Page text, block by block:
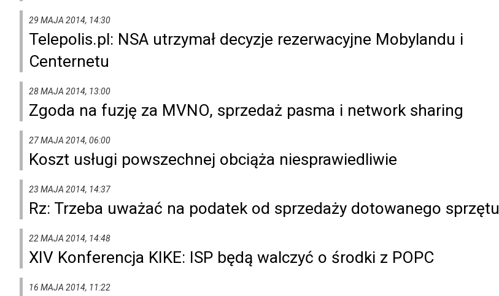
29 MAJA 2014, 14:30
Telepolis.pl: NSA utrzymał decyzje rezerwacyjne Mobylandu i
Centernetu
28 MAJA 2014, 13:00
Zgoda na fuzję za MVNO, sprzedaż pasma i network sharing
27 MAJA 2014, 06:00
Koszt usługi powszechnej obciąża niesprawiedliwie
23 MAJA 2014, 14:37
Rz: Trzeba uważać na podatek od sprzedaży dotowanego sprzętu
22 MAJA 2014, 14:48
XIV Konferencja KIKE: ISP będą walczyć o środki z POPC
16 MAJA 2014, 11:22